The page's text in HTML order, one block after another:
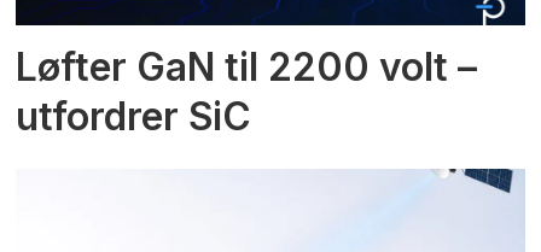
Løfter GaN til 2200 volt –
utfordrer SiC